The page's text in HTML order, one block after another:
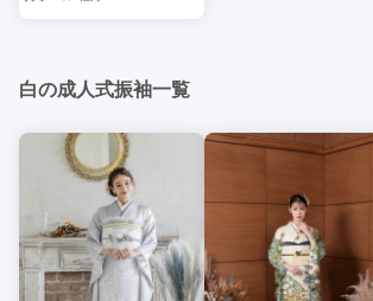
白の成人式振袖一覧